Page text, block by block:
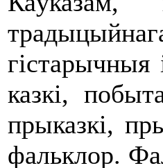
казкі,
прыказкі,
фальклор.